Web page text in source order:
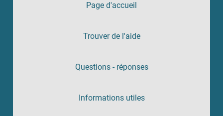
Page d'accueil
Trouver de l'aide
Questions - réponses
Informations utiles